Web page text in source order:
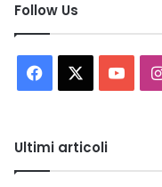
Follow Us
Facebook You
Ultimi articoli